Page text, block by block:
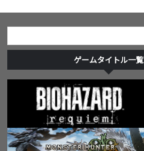
ゲームタイトル一覧